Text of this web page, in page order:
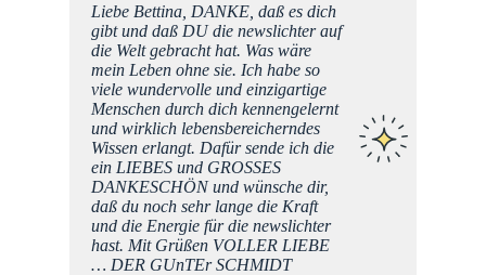
Liebe Bettina, DANKE, daß es dich
gibt und daß DU die newslichter auf
die Welt gebracht hat. Was wäre
mein Leben ohne sie. Ich habe so
viele wundervolle und einzigartige
Menschen durch dich kennengelernt
und wirklich lebensbereicherndes
Wissen erlangt. Dafür sende ich die
ein LIEBES und GROSSES
DANKESCHÖN und wünsche dir,
daß du noch sehr lange die Kraft
und die Energie für die newslichter
hast. Mit Grüßen VOLLER LIEBE
… DER GUnTEr SCHMIDT